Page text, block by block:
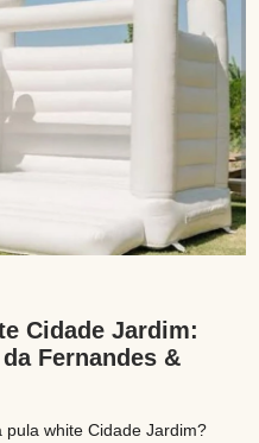
Cidade Jardim:
Fernandes &
white Cidade Jardim?